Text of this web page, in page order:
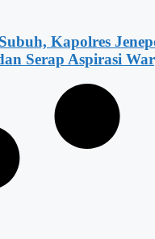
Kapolres
Serap Aspirasi